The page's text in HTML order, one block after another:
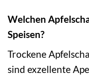
Welchen
Speisen?
Trockene
sind exzellente